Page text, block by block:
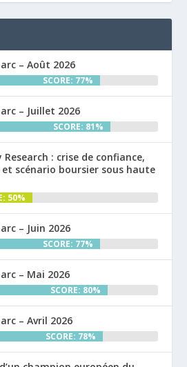
– Août 2026
SCORE: 77%
– Juillet 2026
SCORE: 81%
Research : crise de confiance,
scénario boursier sous haute
50%
– Juin 2026
SCORE: 77%
– Mai 2026
SCORE: 80%
– Avril 2026
SCORE: 78%